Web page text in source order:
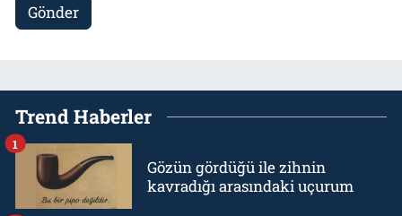
Gönder
Trend Haberler
Gözün gördüğü ile zihnin
kavradığı arasındaki uçurum
1